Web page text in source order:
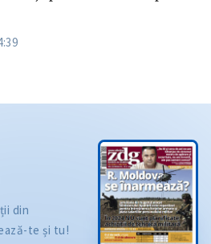
din
te și tu!